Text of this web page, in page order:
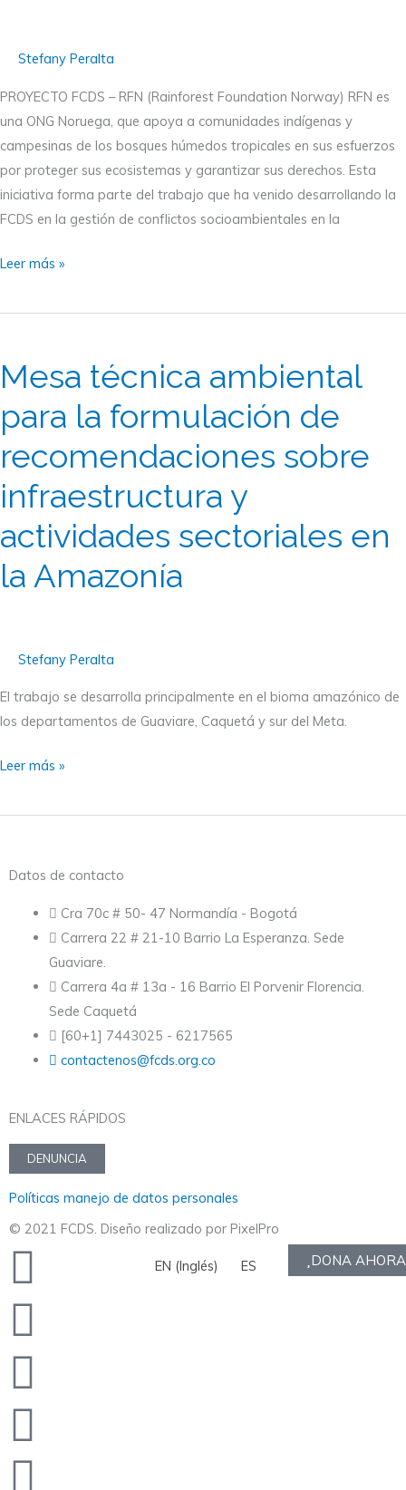
Stefany Peralta
PROYECTO FCDS – RFN (Rainforest Foundation Norway) RFN es
una ONG Noruega, que apoya a comunidades indígenas y
campesinas de los bosques húmedos tropicales en sus esfuerzos
por proteger sus ecosistemas y garantizar sus derechos. Esta
iniciativa forma parte del trabajo que ha venido desarrollando la
FCDS en la gestión de conflictos socioambientales en la
de
organizaciones
campesinas
los
departamentos
Caquetá
Leer más »
Mesa técnica ambiental
para la formulación de
recomendaciones sobre
infraestructura y
actividades sectoriales en
la Amazonía
Stefany Peralta
El trabajo se desarrolla principalmente en el bioma amazónico de
los departamentos de Guaviare, Caquetá y sur del Meta.
ambiental
la
formulación
de
recomendaciones
infraestructura
y
Amazonía
Leer más »
Datos de contacto
Cra 70c # 50- 47 Normandía - Bogotá
Carrera 22 # 21-10 Barrio La Esperanza. Sede
Guaviare.
Carrera 4a # 13a - 16 Barrio El Porvenir Florencia.
Sede Caquetá
[60+1] 7443025 - 6217565
contactenos@fcds.org.co
ENLACES RÁPIDOS
DENUNCIA
Políticas manejo de datos personales
© 2021 FCDS. Diseño realizado por PixelPro
Twitter
Facebook
Youtube
Instagram
Envelope DONA AHORA
EN (Inglés) ES